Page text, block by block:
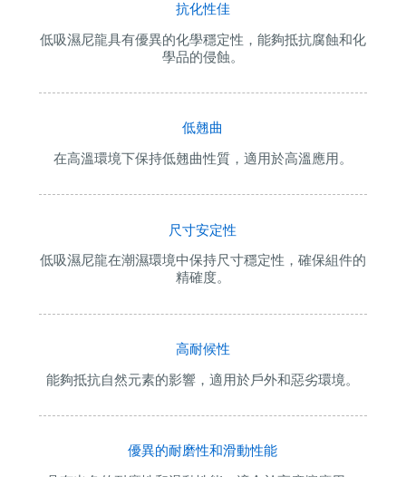
抗化性佳
低吸濕尼龍具有優異的化學穩定性，能夠抵抗腐蝕和化
學品的侵蝕。
低翹曲
在高溫環境下保持低翹曲性質，適用於高溫應用。
尺寸安定性
低吸濕尼龍在潮濕環境中保持尺寸穩定性，確保組件的
精確度。
高耐候性
能夠抵抗自然元素的影響，適用於戶外和惡劣環境。
優異的耐磨性和滑動性能